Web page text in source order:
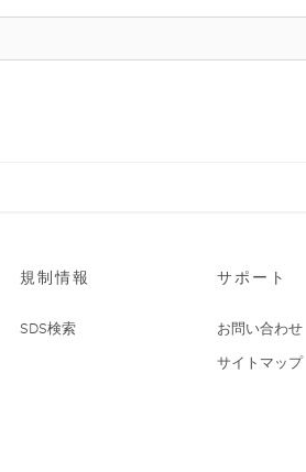
規制情報
SDS検索
サポート
お問い合わせ
サイトマップ